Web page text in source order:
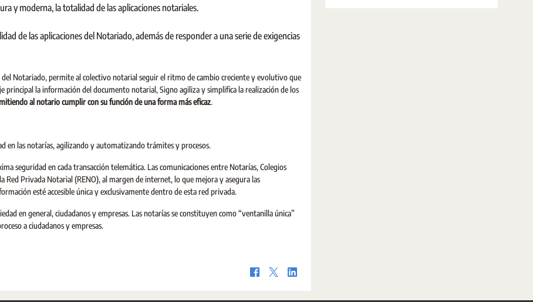
y moderna, la totalidad de las aplicaciones notariales.
de las aplicaciones del Notariado, además de responder a una serie de exigencias
Notariado, permite al colectivo notarial seguir el ritmo de cambio creciente y evolutivo que
principal la información del documento notarial, Signo agiliza y simplifica la realización de los
al notario cumplir con su función de una forma más eficaz.
en las notarías, agilizando y automatizando trámites y procesos.
seguridad en cada transacción telemática. Las comunicaciones entre Notarías, Colegios
Red Privada Notarial (RENO), al margen de internet, lo que mejora y asegura las
esté accesible única y exclusivamente dentro de esta red privada.
en general, ciudadanos y empresas. Las notarías se constituyen como “ventanilla única”
a ciudadanos y empresas.